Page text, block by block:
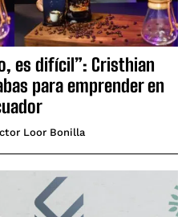
es difícil”: Cristhian
para emprender en
Loor Bonilla